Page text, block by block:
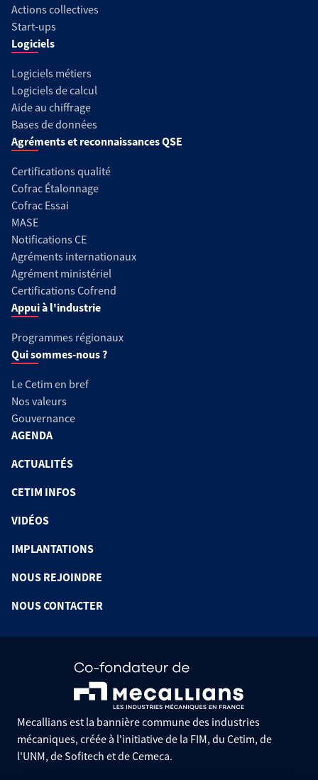
Actions collectives
Start-ups
Logiciels
Logiciels métiers
Logiciels de calcul
Aide au chiffrage
Bases de données
Agréments et reconnaissances QSE
Certifications qualité
Cofrac Étalonnage
Cofrac Essai
MASE
Notifications CE
Agréments internationaux
Agrément ministériel
Certifications Cofrend
Appui à l'industrie
Programmes régionaux
Qui sommes-nous ?
Le Cetim en bref
Nos valeurs
Gouvernance
AGENDA
ACTUALITÉS
CETIM INFOS
VIDÉOS
IMPLANTATIONS
NOUS REJOINDRE
NOUS CONTACTER
Mecallians est la bannière commune des industries
mécaniques, créée à l'initiative de la FIM, du Cetim, de
l'UNM, de Sofitech et de Cemeca.